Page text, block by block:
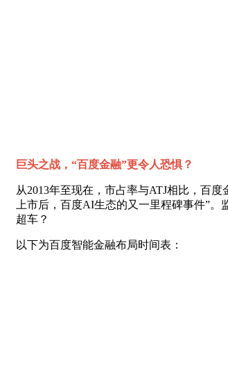
巨头之战，“百度金融”更令人恐惧？
从2013年至现在，市占率与ATJ相比，百
上市后，百度AI生态的又一里程碑事件”。
超车？
以下为百度智能金融布局时间表：